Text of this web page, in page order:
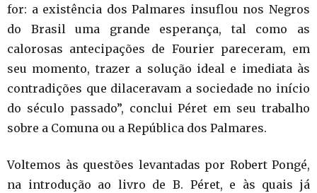
for: a existência dos Palmares insuflou nos Negros
do Brasil uma grande esperança, tal como as
calorosas antecipações de Fourier pareceram, em
seu momento, trazer a solução ideal e imediata às
contradições que dilaceravam a sociedade no início
do século passado”, conclui Péret em seu trabalho
sobre a Comuna ou a República dos Palmares.
Voltemos às questões levantadas por Robert Pongé,
na introdução ao livro de B. Péret, e às quais já